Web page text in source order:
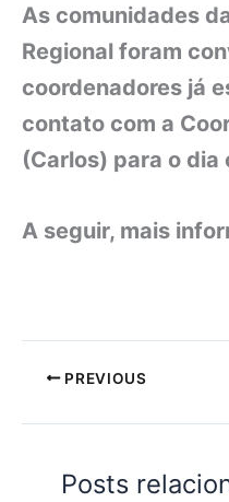
As comunidades
Regional foram
coordenadores já
contato com a
(Carlos) para o
A seguir, mais
PREVIOUS
Posts